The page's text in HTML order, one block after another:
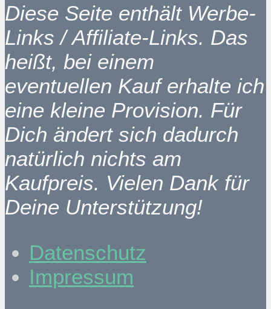
Diese Seite enthält Werbe-
Links / Affiliate-Links. Das
heißt, bei einem
eventuellen Kauf erhalte ich
eine kleine Provision. Für
Dich ändert sich dadurch
natürlich nichts am
Kaufpreis. Vielen Dank für
Deine Unterstützung!
Datenschutz
Impressum